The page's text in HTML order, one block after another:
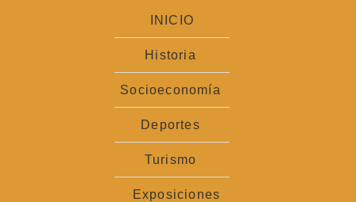
INICIO
Historia
Socioeconomía
Deportes
Turismo
Exposiciones